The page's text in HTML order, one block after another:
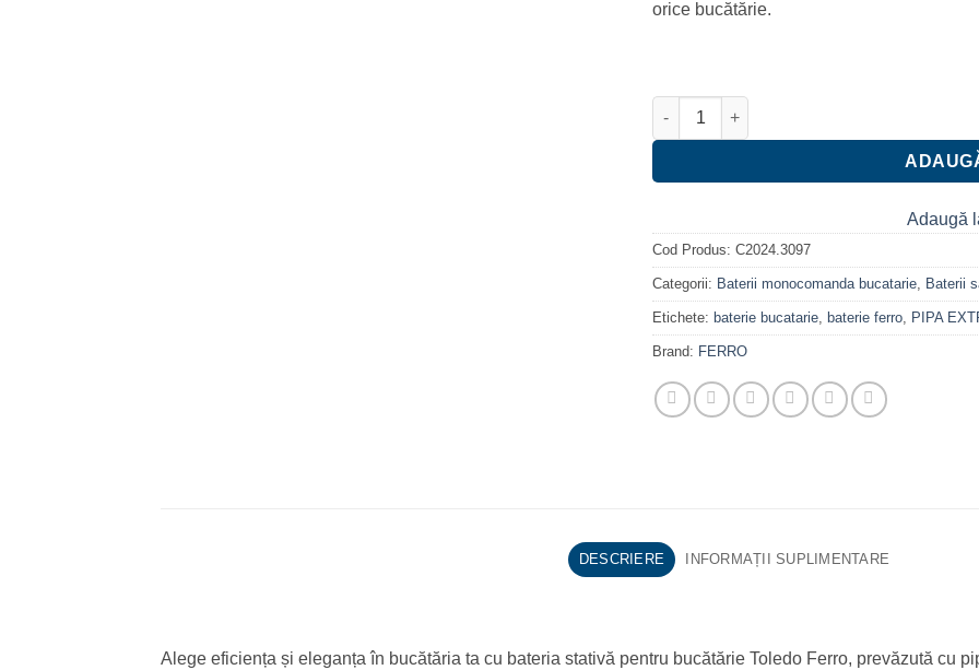
orice bucătărie.
Cantitate Baterie stativa bucatarie Ferro
Adaugă
Cod Produs: C2024.3097
Categorii: Baterii monocomanda bucatarie Baterii
Etichete: baterie bucatarie baterie ferro PIPA
Brand: FERRO
DESCRIERE INFORMAȚII SUPLIMENTARE
Alege eficiența și eleganța în bucătăria ta cu bateria stativă pentru bucătărie Toledo Ferro, prevăzută cu